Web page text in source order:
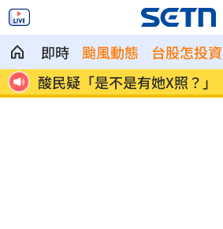
即時 颱風動態 台股怎投資
歐洲最強情報機關 007英國
冠